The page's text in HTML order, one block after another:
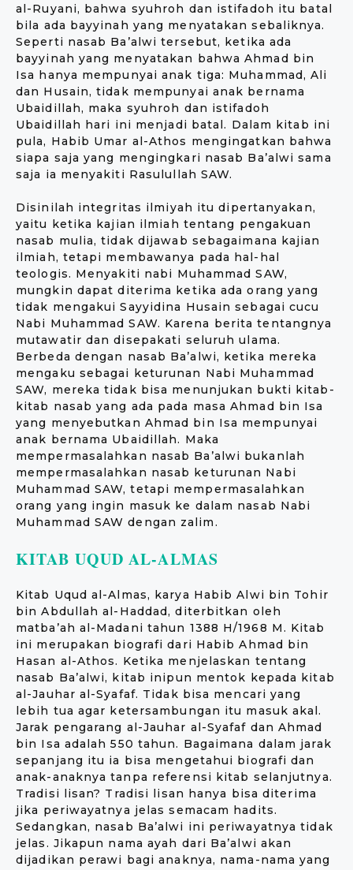
al-Ruyani, bahwa syuhroh dan istifadoh itu batal
bila ada bayyinah yang menyatakan sebaliknya.
Seperti nasab Ba’alwi tersebut, ketika ada
bayyinah yang menyatakan bahwa Ahmad bin
Isa hanya mempunyai anak tiga: Muhammad, Ali
dan Husain, tidak mempunyai anak bernama
Ubaidillah, maka syuhroh dan istifadoh
Ubaidillah hari ini menjadi batal. Dalam kitab ini
pula, Habib Umar al-Athos mengingatkan bahwa
siapa saja yang mengingkari nasab Ba’alwi sama
saja ia menyakiti Rasulullah SAW.
Disinilah integritas ilmiyah itu dipertanyakan,
yaitu ketika kajian ilmiah tentang pengakuan
nasab mulia, tidak dijawab sebagaimana kajian
ilmiah, tetapi membawanya pada hal-hal
teologis. Menyakiti nabi Muhammad SAW,
mungkin dapat diterima ketika ada orang yang
tidak mengakui Sayyidina Husain sebagai cucu
Nabi Muhammad SAW. Karena berita tentangnya
mutawatir dan disepakati seluruh ulama.
Berbeda dengan nasab Ba’alwi, ketika mereka
mengaku sebagai keturunan Nabi Muhammad
SAW, mereka tidak bisa menunjukan bukti kitab-
kitab nasab yang ada pada masa Ahmad bin Isa
yang menyebutkan Ahmad bin Isa mempunyai
anak bernama Ubaidillah. Maka
mempermasalahkan nasab Ba’alwi bukanlah
mempermasalahkan nasab keturunan Nabi
Muhammad SAW, tetapi mempermasalahkan
orang yang ingin masuk ke dalam nasab Nabi
Muhammad SAW dengan zalim.
KITAB UQUD AL-ALMAS
Kitab Uqud al-Almas, karya Habib Alwi bin Tohir
bin Abdullah al-Haddad, diterbitkan oleh
matba’ah al-Madani tahun 1388 H/1968 M. Kitab
ini merupakan biografi dari Habib Ahmad bin
Hasan al-Athos. Ketika menjelaskan tentang
nasab Ba’alwi, kitab inipun mentok kepada kitab
al-Jauhar al-Syafaf. Tidak bisa mencari yang
lebih tua agar ketersambungan itu masuk akal.
Jarak pengarang al-Jauhar al-Syafaf dan Ahmad
bin Isa adalah 550 tahun. Bagaimana dalam jarak
sepanjang itu ia bisa mengetahui biografi dan
anak-anaknya tanpa referensi kitab selanjutnya.
Tradisi lisan? Tradisi lisan hanya bisa diterima
jika periwayatnya jelas semacam hadits.
Sedangkan, nasab Ba’alwi ini periwayatnya tidak
jelas. Jikapun nama ayah dari Ba’alwi akan
dijadikan perawi bagi anaknya, nama-nama yang